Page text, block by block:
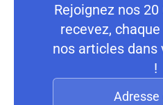
Rejoignez nos
recevez,
nos articles
!